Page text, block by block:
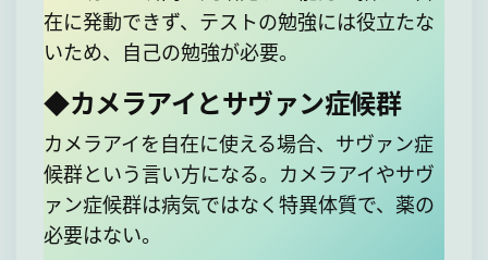
在に発動できず、テストの勉強には役立たな
いため、自己の勉強が必要。
◆カメラアイとサヴァン症候群
カメラアイを自在に使える場合、サヴァン症
候群という言い方になる。カメラアイやサヴ
ァン症候群は病気ではなく特異体質で、薬の
必要はない。